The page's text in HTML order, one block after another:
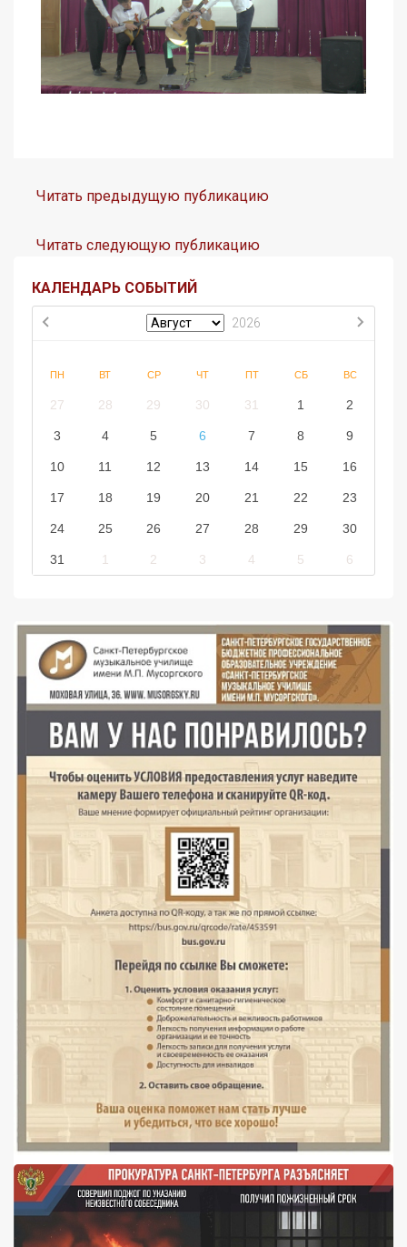
Читать предыдущую публикацию
Читать следующую публикацию
КАЛЕНДАРЬ СОБЫТИЙ
2026
ПН ВТ СР ЧТ ПТ СБ ВС
27 28 29 30 31 1 2
3 4 5 6 7 8 9
10 11 12 13 14 15 16
17 18 19 20 21 22 23
24 25 26 27 28 29 30
31 1 2 3 4 5 6